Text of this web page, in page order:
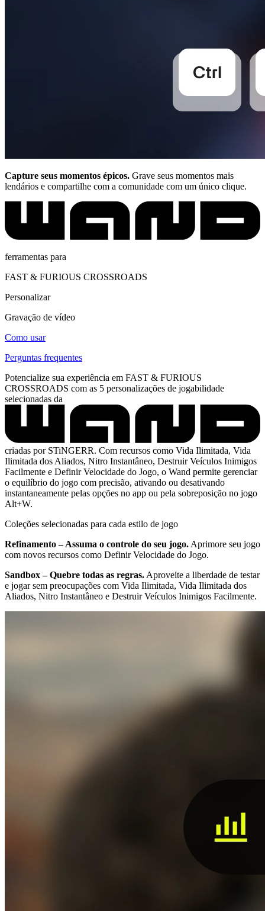
Capture seus momentos épicos. Grave seus momentos mais
lendários e compartilhe com a comunidade com um único clique.
ferramentas para
FAST & FURIOUS CROSSROADS
Personalizar
Gravação de vídeo
Como usar
Perguntas frequentes
Potencialize sua experiência em FAST & FURIOUS
CROSSROADS com as 5 personalizações de jogabilidade
selecionadas da
criadas por STiNGERR. Com recursos como Vida Ilimitada, Vida
Ilimitada dos Aliados, Nitro Instantâneo, Destruir Veículos Inimigos
Facilmente e Definir Velocidade do Jogo, o Wand permite gerenciar
o equilíbrio do jogo com precisão, ativando ou desativando
instantaneamente pelas opções no app ou pela sobreposição no jogo
Alt+W.
Coleções selecionadas para cada estilo de jogo
Refinamento – Assuma o controle do seu jogo. Aprimore seu jogo
com novos recursos como Definir Velocidade do Jogo.
Sandbox – Quebre todas as regras. Aproveite a liberdade de testar
e jogar sem preocupações com Vida Ilimitada, Vida Ilimitada dos
Aliados, Nitro Instantâneo e Destruir Veículos Inimigos Facilmente.